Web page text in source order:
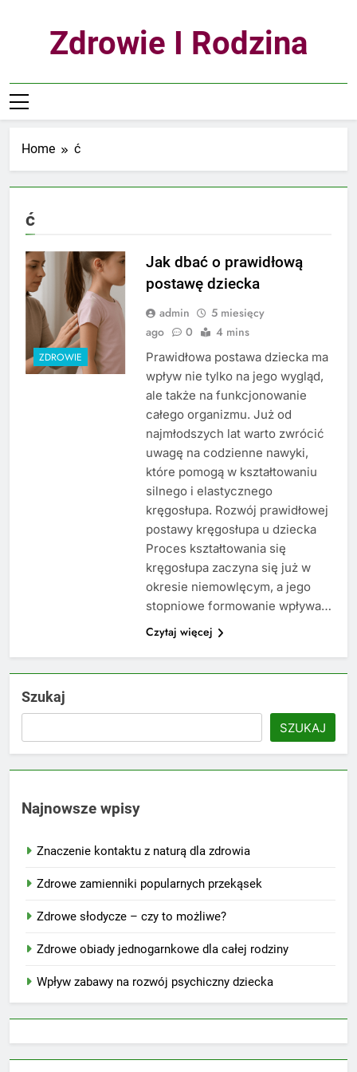
Zdrowie I Rodzina
Home ć
ć
ZDROWIE
Jak dbać o prawidłową
postawę dziecka
admin
5 miesięcy
ago
0 4 mins
Prawidłowa postawa dziecka ma
wpływ nie tylko na jego wygląd,
ale także na funkcjonowanie
całego organizmu. Już od
najmłodszych lat warto zwrócić
uwagę na codzienne nawyki,
które pomogą w kształtowaniu
silnego i elastycznego
kręgosłupa. Rozwój prawidłowej
postawy kręgosłupa u dziecka
Proces kształtowania się
kręgosłupa zaczyna się już w
okresie niemowlęcym, a jego
stopniowe formowanie wpływa…
Czytaj więcej
Szukaj
SZUKAJ
Najnowsze wpisy
Znaczenie kontaktu z naturą dla zdrowia
Zdrowe zamienniki popularnych przekąsek
Zdrowe słodycze – czy to możliwe?
Zdrowe obiady jednogarnkowe dla całej rodziny
Wpływ zabawy na rozwój psychiczny dziecka